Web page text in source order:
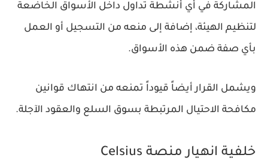
المشاركة في أي أنشطة تداول داخل الأسواق الخاضعة
لتنظيم الهيئة، إضافة إلى منعه من التسجيل أو العمل
بأي صفة ضمن هذه الأسواق.
ويشمل القرار أيضاً قيوداً تمنعه من انتهاك قوانين
مكافحة الاحتيال المرتبطة بسوق السلع والعقود الآجلة.
خلفية انهيار منصة Celsius